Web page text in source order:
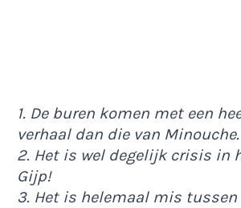
1. De buren komen met een
verhaal dan die van Minouche.
2. Het is wel degelijk crisis in
Gijp!
3. Het is helemaal mis tussen